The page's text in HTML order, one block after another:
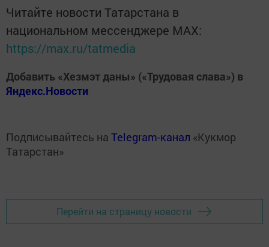
Читайте новости Татарстана в
национальном мессенджере MАХ:
https://max.ru/tatmedia
Добавить «Хезмэт даны» («Трудовая слава») в
Яндекс.Новости
Подписывайтесь на Telegram-канал «Кукмор
Татарстан»
Перейти на страницу новости